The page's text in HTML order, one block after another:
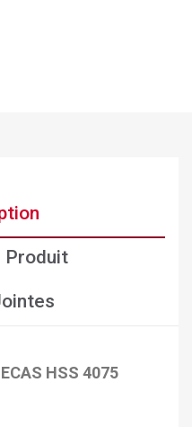
×
Produit
HSS 4075